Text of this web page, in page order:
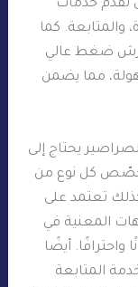
تقدم خدمات
والمتابعة. كما
رش ضغط عالي
مما يضمن
يحتاج إلى
تُخصّص كل نوع من
تعتمد على
المعنية في
واحترافًا. أيضًا
المتابعة